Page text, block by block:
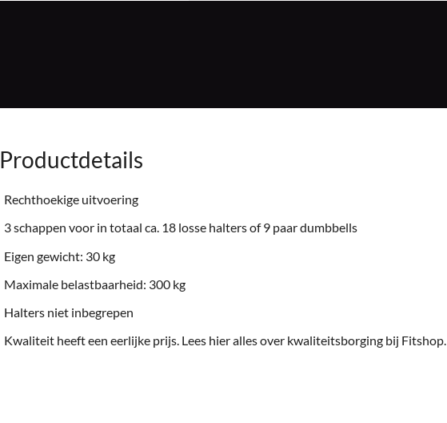
Productdetails
Rechthoekige uitvoering
3 schappen voor in totaal ca. 18 losse halters of 9 paar dumbbells
Eigen gewicht: 30 kg
Maximale belastbaarheid: 300 kg
Halters niet inbegrepen
Kwaliteit heeft een eerlijke prijs. Lees hier alles over kwaliteitsborging bij Fitshop.